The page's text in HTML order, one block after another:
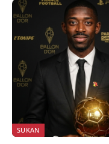
SUKAN